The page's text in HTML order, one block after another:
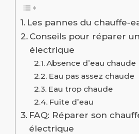
Les pannes du chauffe-
Conseils pour réparer
électrique
Absence d’eau chaude
Eau pas assez chaude
Eau trop chaude
Fuite d’eau
FAQ: Réparer son
électrique